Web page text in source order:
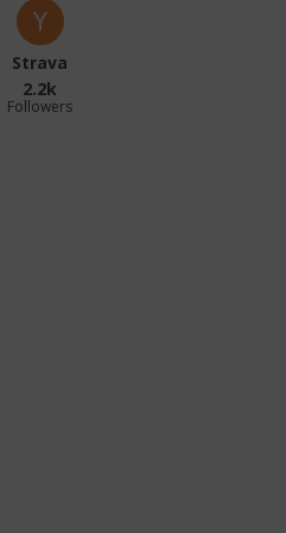
Strava
2.2k
Followers